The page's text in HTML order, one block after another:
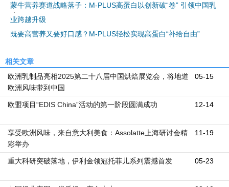
蒙牛营养赛道战略落子：M-PLUS高蛋白以创新破“卷” 引领中国乳
业跨越升级
既要高营养又要好口感？M-PLUS轻松实现高蛋白“补给自由”
相关文章
05-15
欧洲乳制品亮相2025第二十八届中国烘焙展览会，将地道
欧洲风味带到中国
12-14
欧盟项目“EDIS China”活动的第一阶段圆满成功
11-19
享受欧洲风味，来自意大利美食：Assolatte上海研讨会精
彩举办
05-23
重大科研突破落地，伊利金领冠托菲儿系列震撼首发